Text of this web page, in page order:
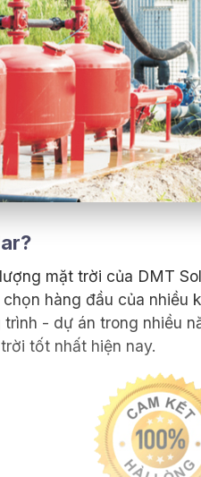
mặt trời của DMT
hàng đầu của nhiều
- dự án trong nhiều
tốt nhất hiện nay.